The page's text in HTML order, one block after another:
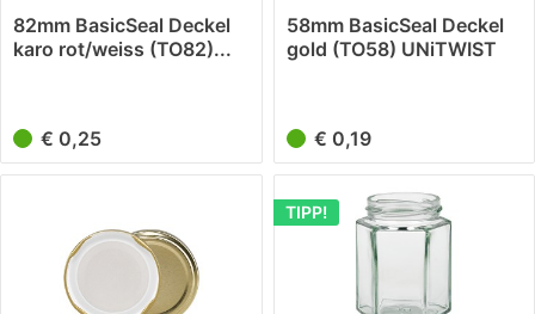
82mm BasicSeal Deckel
karo rot/weiss (TO82)...
€ 0,25
58mm BasicSeal Deckel
gold (TO58) UNiTWIST
€ 0,19
TIPP!